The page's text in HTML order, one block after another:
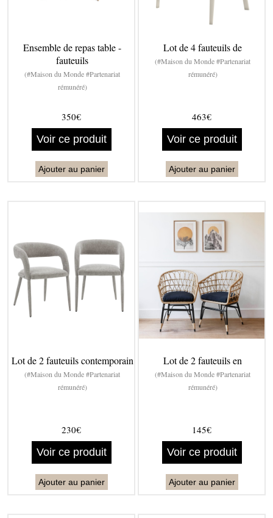
Ensemble de repas table -
fauteuils
(#Maison du Monde #Partenariat
rémunéré)
350€
Voir ce produit
Ajouter au panier
Lot de 4 fauteuils de
(#Maison du Monde #Partenariat
rémunéré)
463€
Voir ce produit
Ajouter au panier
Lot de 2 fauteuils contemporain
(#Maison du Monde #Partenariat
rémunéré)
230€
Voir ce produit
Ajouter au panier
Lot de 2 fauteuils en
(#Maison du Monde #Partenariat
rémunéré)
145€
Voir ce produit
Ajouter au panier